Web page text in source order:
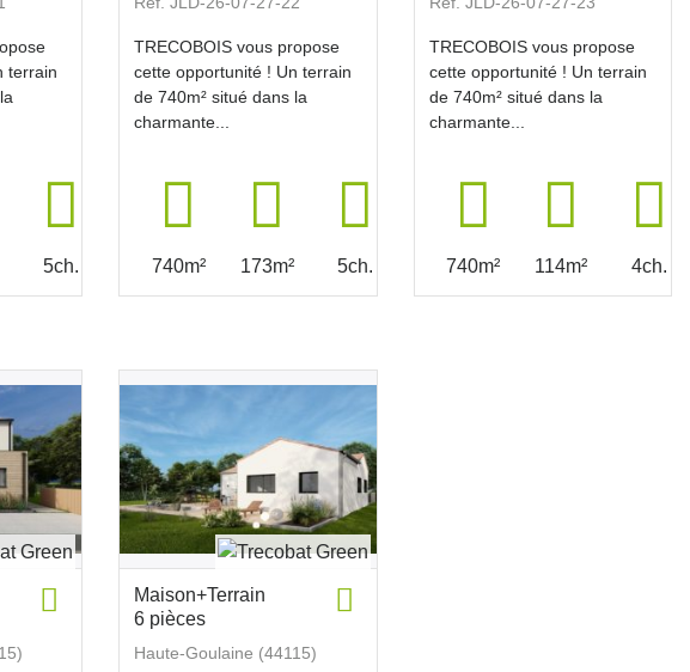
terrain
5ch.
TRECOBOIS vous propose
cette opportunité ! Un terrain
de 740m² situé dans la
charmante...
740m² 173m² 5ch.
TRECOBOIS vous propose
cette opportunité ! Un terrain
de 740m² situé dans la
charmante...
740m² 114m² 4ch.
Maison+Terrain
6 pièces
Haute-Goulaine (44115)